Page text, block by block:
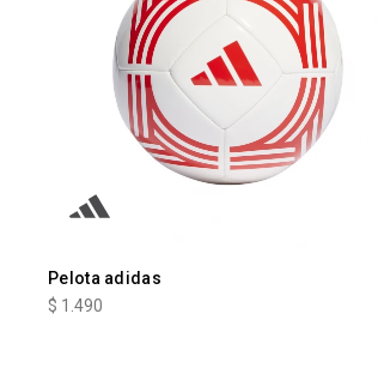
Pelota adidas
$ 1.490